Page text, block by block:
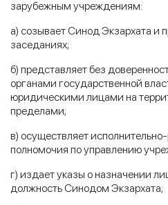
зарубежным учреждениям:
а) созывает Синод Экзархата и
заседаниях;
б) представляет без
органами государственной
юридическими лицами на
пределами;
в) осуществляет
полномочия по управлению
г) издает указы о назначении
должность Синодом Экзархата;